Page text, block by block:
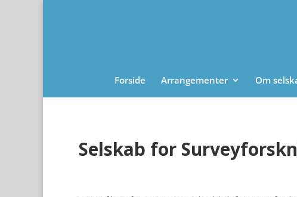
Forside Arrangementer Om
Selskab for